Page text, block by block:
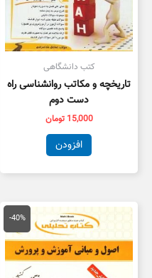
کتب دانشگاهی
تاریخچه و مکاتب روانشناسی راه
دست دوم
15,000 تومان
افزودن
-40%
قیمت
اصلی
134,000 تومان
بود.
قیمت
فعلی
است.